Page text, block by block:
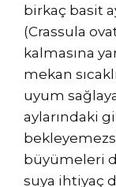
birkaç basit
(Crassula
kalmasına
mekan
uyum
aylarındaki
büyümeleri
suya ihtiyaç